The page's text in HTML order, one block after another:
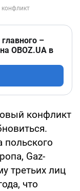
–
OBOZ.UA в
конфликт
польского
Gaz-
третьих лиц
что